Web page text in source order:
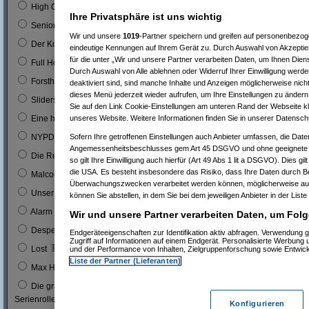
High Chaparal
Seniorenclub
Der Kopfgeldjäger (mit Steve McQueen)
Full House (mitn Joe Bologna) 0
Forsthaus Falkenau 0
Sliders 1 0 %
Eine himmlische Familie 1 0 %
NYPD Blue 0
Die Rettungsflieger 0
Malcom 9 3 %
Unser Charly 0
Alarm für Cobra 11 0
Desperate Housewives 1 %
Lost 7 3 %
Max Headroom
Die grüne Hornisse (Bruce Lee´s erste
Serienrolle...)
0
Ihre Privatsphäre ist uns wichtig
Wir und unsere 1019-Partner speichern und greifen auf
eindeutige Kennungen auf Ihrem Gerät zu. Durch Auswahl von
für die unter „Wir und unsere Partner verarbeiten Daten, um Ihnen
Durch Auswahl von Alle ablehnen oder Widerruf Ihrer Einwilligung
deaktiviert sind, sind manche Inhalte und Anzeigen möglicherweise
dieses Menü jederzeit wieder aufrufen, um Ihre Einstellungen zu
Sie auf den Link Cookie-Einstellungen am unteren Rand der Webseite
unseres Website. Weitere Informationen finden Sie in unserer
Sofern Ihre getroffenen Einstellungen auch Anbieter umfassen, die
Angemessenheitsbeschlusses gem Art 45 DSGVO und ohne
so gilt Ihre Einwilligung auch hierfür (Art 49 Abs 1 lit a DSGVO). Dies
die USA. Es besteht insbesondere das Risiko, dass Ihre Daten durch
Überwachungszwecken verarbeitet werden können, möglicherweise
können Sie abstellen, in dem Sie bei dem jeweiligen Anbieter in der
Wir und unsere Partner verarbeiten Daten, um
Endgeräteeigenschaften zur Identifikation aktiv abfragen. Verwendung
Zugriff auf Informationen auf einem Endgerät. Personalisierte Werbung
und der Performance von Inhalten, Zielgruppenforschung sowie
Liste der Partner (Lieferanten)
Konfigurieren